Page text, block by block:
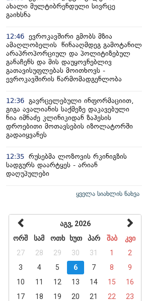
ახალი მულტიბრენდული სივრცე
გაიხსნა
12:46 ევროკავშირი გმობს მზია
ამაღლობელის წინააღმდეგ გამოტანილ
არაპროპორციულ და პოლიტიზებულ
განაჩენს და მის დაუყოვნებლივ
გათავისუფლებას მოითხოვს -
ევროკავშირის წარმომადგენლობა
12:36 გავრცელებული ინფორმაციით,
გიგა ავალიანის საქმეზე დაკავებული
ნია იმნაძე კლინიკიდან ზაჰესის
დროებითი მოთავსების იზოლატორში
გადაიყვანეს
12:35 რუსებმა ლოზოვის რკინიგზის
სადგურს დაარტყეს - არიან
დაღუპულები
ყველა სიახლის ნახვა
აგვ, 2026
ორშ
სამ ოთხ ხუთ პარ შაბ
კვი
27
28 29 30 31 1
2
3
4 5 6 7 8
9
10
11 12 13 14 15
16
17
18 19 20 21 22
23